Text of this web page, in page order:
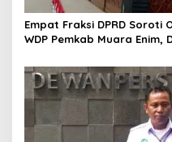
Empat Fraksi DPRD Soroti
WDP Pemkab Muara Enim,